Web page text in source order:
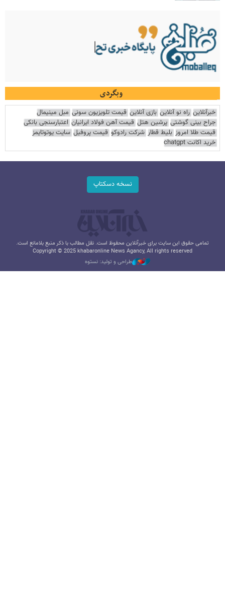
وبگردی
خبرآنلاین راه نو آنلاین بازی آنلاین قیمت تلویزیون سونی مبل مینیمال
جراح بینی گوشتی پرشین هتل قیمت آهن فولاد ایرانیان اعتبارسنجی بانکی
قیمت طلا امروز بلیط قطار شرکت رادوکو قیمت پروفیل سایت یوتوتایمز
خرید اکانت chatgpt
نسخه دسکتاپ
تمامی حقوق این سایت برای خبرآنلاین محفوظ است. نقل مطالب با ذکر منبع بلامانع است.
Copyright © 2025 khabaronline News Agancy, All rights reserved
طراحی و تولید: نستوه